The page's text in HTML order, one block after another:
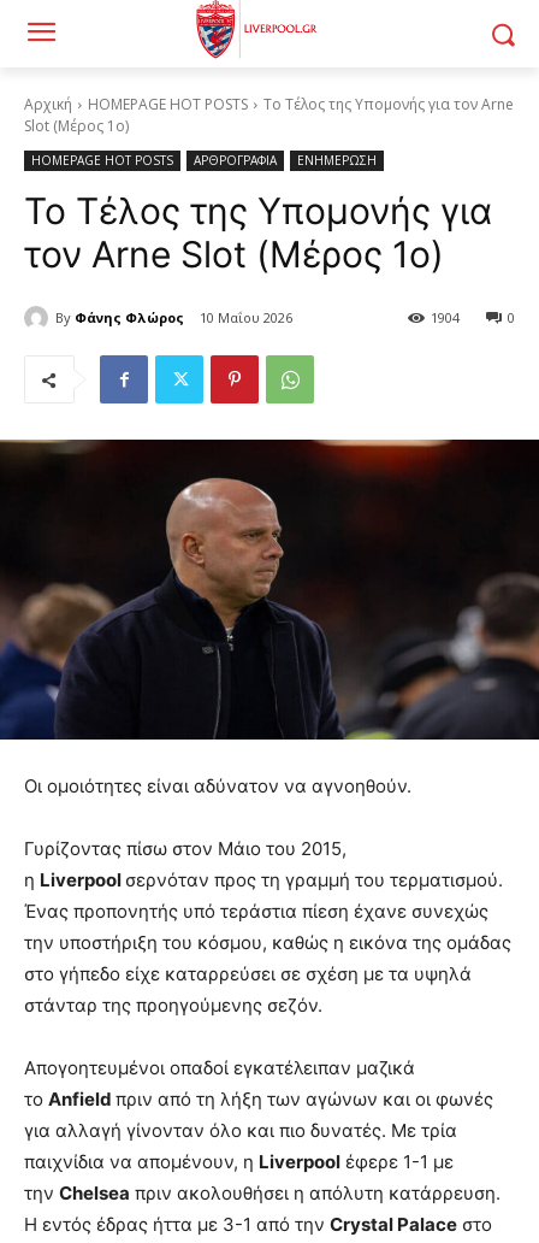
Αρχική HOMEPAGE HOT POSTS
Το Τέλος της Υπομονής για τον Arne
Slot (Μέρος 1ο)
HOMEPAGE HOT POSTS ΑΡΘΡΟΓΡΑΦΙΑ ΕΝΗΜΕΡΩΣΗ
Το Τέλος της Υπομονής για
τον Arne Slot (Μέρος 1ο)
By Φάνης Φλώρος 10 Μαΐου 2026 0
1904
Οι ομοιότητες είναι αδύνατον να αγνοηθούν.
Γυρίζοντας πίσω στον Μάιο του 2015,
η Liverpool σερνόταν προς τη γραμμή του τερματισμού.
Ένας προπονητής υπό τεράστια πίεση έχανε συνεχώς
την υποστήριξη του κόσμου, καθώς η εικόνα της ομάδας
στο γήπεδο είχε καταρρεύσει σε σχέση με τα υψηλά
στάνταρ της προηγούμενης σεζόν.
Απογοητευμένοι οπαδοί εγκατέλειπαν μαζικά
το Anfield πριν από τη λήξη των αγώνων και οι φωνές
για αλλαγή γίνονταν όλο και πιο δυνατές. Με τρία
παιχνίδια να απομένουν, η Liverpool έφερε 1-1 με
την Chelsea πριν ακολουθήσει η απόλυτη κατάρρευση.
Η εντός έδρας ήττα με 3-1 από την Crystal Palace στο